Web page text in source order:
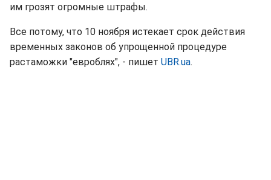
им грозят огромные штрафы.
Все потому, что 10 ноября истекает срок действия
временных законов об упрощенной процедуре
растаможки "евроблях", - пишет UBR.ua.